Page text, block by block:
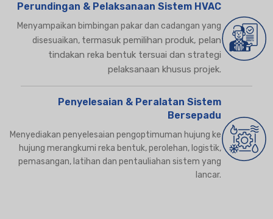
Perundingan & Pelaksanaan Sistem HVAC
Menyampaikan bimbingan pakar dan cadangan yang
disesuaikan, termasuk pemilihan produk, pelan
tindakan reka bentuk tersuai dan strategi
pelaksanaan khusus projek.
Penyelesaian & Peralatan Sistem
Bersepadu
Menyediakan penyelesaian pengoptimuman hujung ke
hujung merangkumi reka bentuk, perolehan, logistik,
pemasangan, latihan dan pentauliahan sistem yang
lancar.